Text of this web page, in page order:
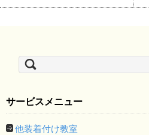
索:
サービスメニュー
他装着付け教室